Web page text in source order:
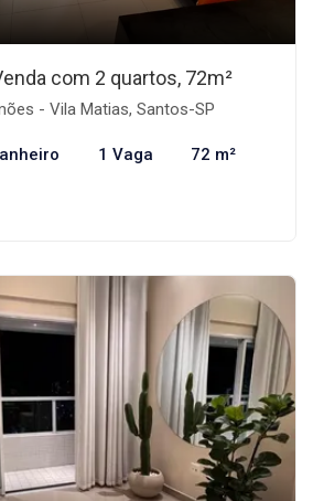
com 2 quartos, 72m²
- Vila Matias, Santos-SP
1 Vaga 72 m²